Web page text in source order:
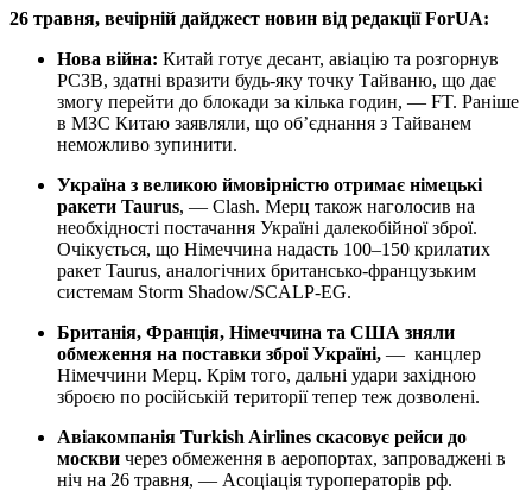
26 травня, вечірній дайджест новин від редакції ForUА:
Нова війна: Китай готує десант, авіацію та розгорнув
РСЗВ, здатні вразити будь-яку точку Тайваню, що дає
змогу перейти до блокади за кілька годин, — FT. Раніше
в МЗС Китаю заявляли, що об’єднання з Тайванем
неможливо зупинити.
Україна з великою ймовірністю отримає німецькі
ракети Taurus, — Clash. Мерц також наголосив на
необхідності постачання Україні далекобійної зброї.
Очікується, що Німеччина надасть 100–150 крилатих
ракет Taurus, аналогічних британсько-французьким
системам Storm Shadow/SCALP-EG.
Британія, Франція, Німеччина та США зняли
обмеження на поставки зброї Україні, — канцлер
Німеччини Мерц. Крім того, дальні удари західною
зброєю по російській території тепер теж дозволені.
Авіакомпанія Turkish Airlines скасовує рейси до
москви через обмеження в аеропортах, запроваджені в
ніч на 26 травня, — Асоціація туроператорів рф.